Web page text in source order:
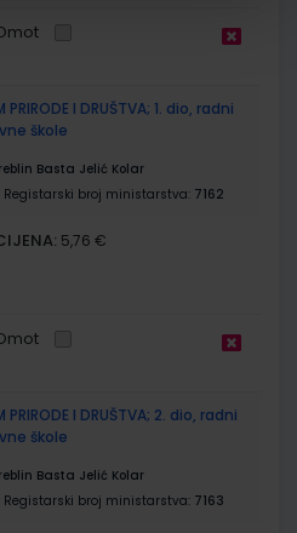
PRIRODE I DRUŠTVA; 1. dio, radni
škole
Basta Jelić Kolar
Registarski broj ministarstva: 7162
5,76 €
PRIRODE I DRUŠTVA; 2. dio, radni
škole
Basta Jelić Kolar
Registarski broj ministarstva: 7163